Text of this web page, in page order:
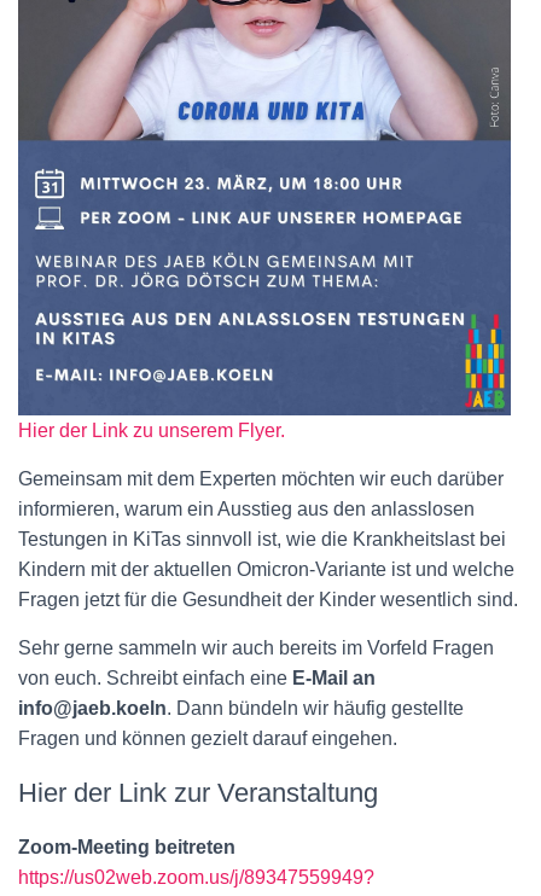
Hier der Link zu unserem Flyer.
Gemeinsam mit dem Experten möchten wir euch darüber
informieren, warum ein Ausstieg aus den anlasslosen
Testungen in KiTas sinnvoll ist, wie die Krankheitslast bei
Kindern mit der aktuellen Omicron-Variante ist und welche
Fragen jetzt für die Gesundheit der Kinder wesentlich sind.
Sehr gerne sammeln wir auch bereits im Vorfeld Fragen
von euch. Schreibt einfach eine E-Mail an
info@jaeb.koeln. Dann bündeln wir häufig gestellte
Fragen und können gezielt darauf eingehen.
Hier der Link zur Veranstaltung
Zoom-Meeting beitreten
https://us02web.zoom.us/j/89347559949?